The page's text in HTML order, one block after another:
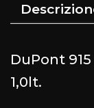
DuPont
1,0lt.